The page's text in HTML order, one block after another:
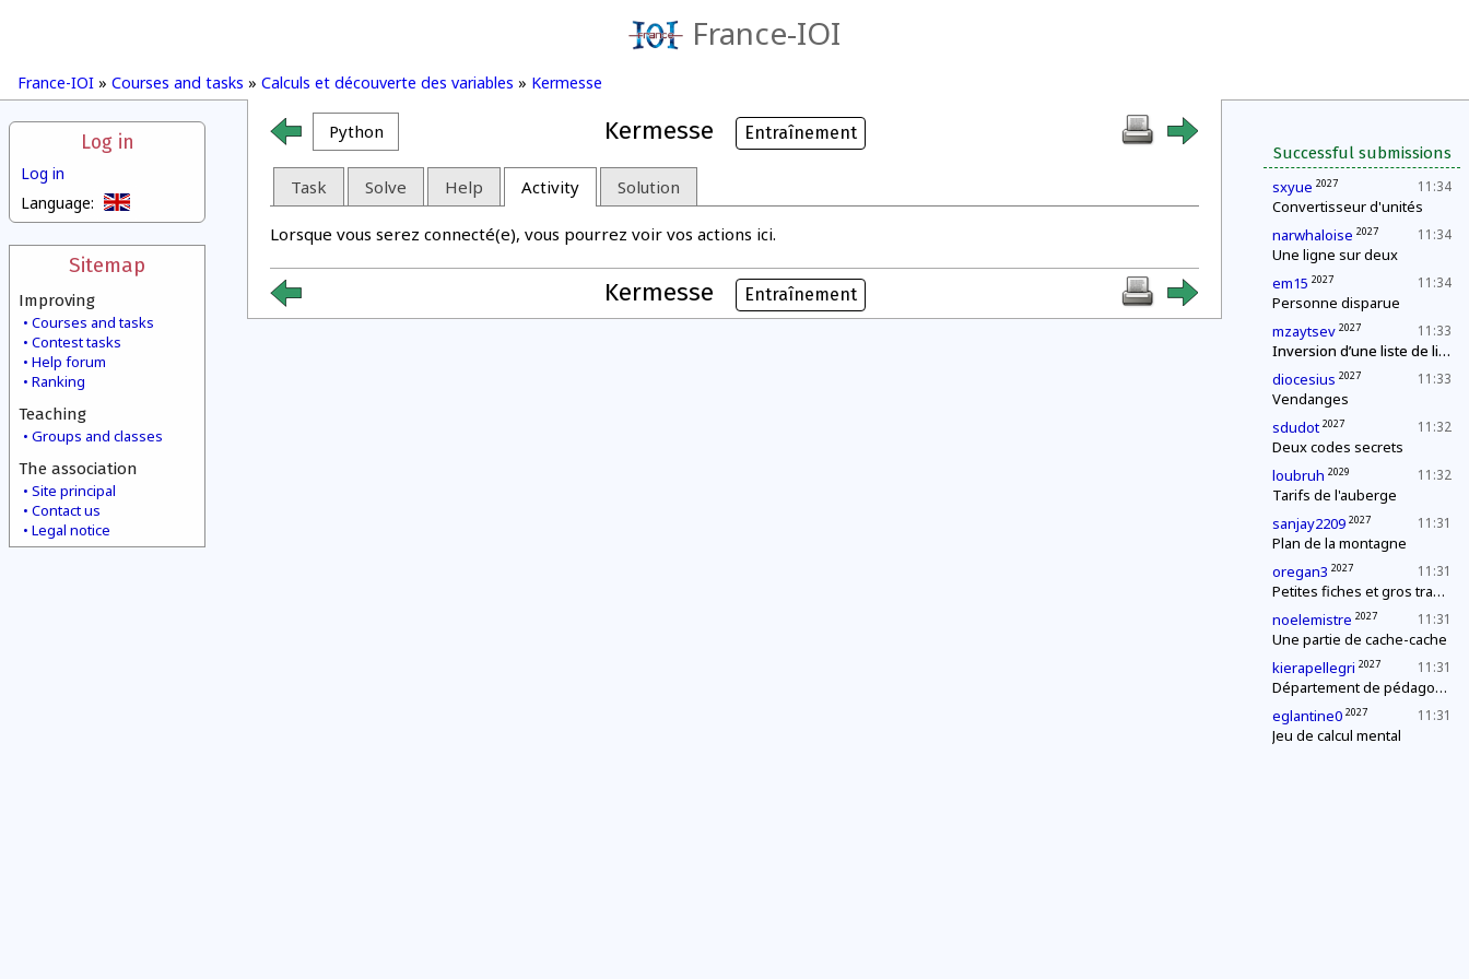
France-IOI
France-IOI » Courses and tasks » Calculs et découverte des variables » Kermesse
Log in
Log in
Language:
Sitemap
Improving
Courses and tasks
Contest tasks
Help forum
Ranking
Teaching
Groups and classes
The association
Site principal
Contact us
Legal notice
Successful submissions
11:34
sxyue 2027
Convertisseur d'unités
11:34
narwhaloise 2027
Une ligne sur deux
11:34
em15 2027
Personne disparue
11:33
mzaytsev 2027
Inversion d’une liste de livres
11:33
diocesius 2027
Vendanges
11:32
sdudot 2027
Deux codes secrets
11:32
loubruh 2029
Tarifs de l'auberge
11:31
sanjay2209 2027
Plan de la montagne
11:31
oregan3 2027
Petites fiches et gros travail
11:31
noelemistre 2027
Une partie de cache-cache
11:31
kierapellegri 2027
Département de pédagogie : le « c'est plus, c'est moins »
11:31
eglantine0 2027
Jeu de calcul mental
Python Kermesse Entraînement
Task Solve Help Activity Solution
Lorsque vous serez connecté(e), vous pourrez voir vos actions ici.
Kermesse Entraînement